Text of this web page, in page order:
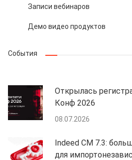
Записи вебинаров
Демо видео продуктов
События
Открылась
Конф 2026
08.07.2026
Indeed CM 7.3:
для